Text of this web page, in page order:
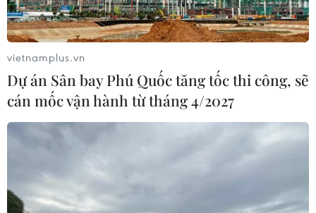
Việt Nam là điểm đến hấp dẫn với
doanh nghiệp bán dẫn hàng đầu của
Mỹ
nên ưu tiên sản xuất và đóng gói chip
bán dẫn
08/08/2026 13:28
vietnamplus.vn
Dự án Sân bay Phú Quốc tăng tốc thi công, sẽ
cán mốc vận hành từ tháng 4/2027